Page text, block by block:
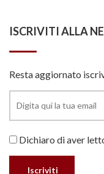
ISCRIVITI ALLA
Resta aggiornato
Dichiaro di aver